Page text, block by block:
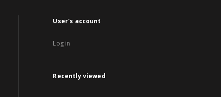
User's account
Log in
Recently viewed